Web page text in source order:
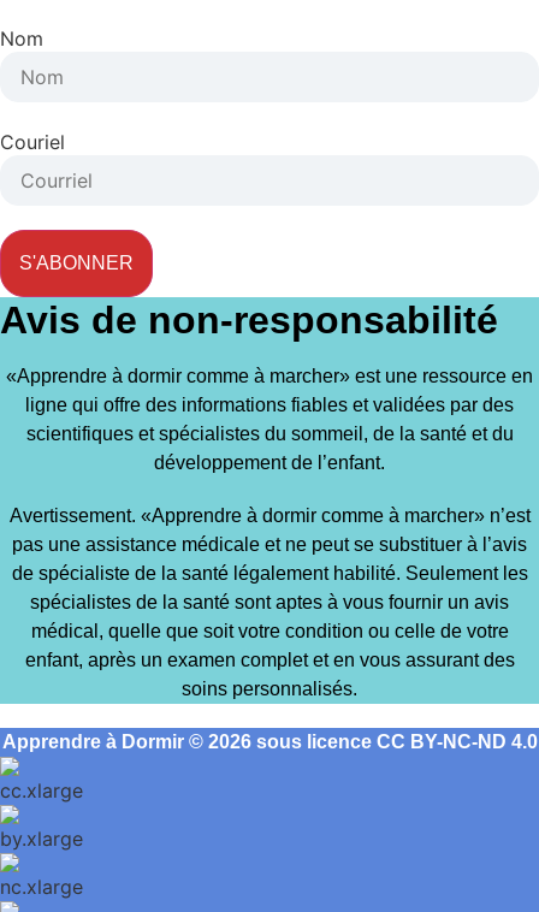
Nom
Couriel
S'ABONNER
Avis de non-responsabilité
«Apprendre à dormir comme à marcher» est une ressource en
ligne qui offre des informations fiables et validées par des
scientifiques et spécialistes du sommeil, de la santé et du
développement de l’enfant.
Avertissement. «Apprendre à dormir comme à marcher» n’est
pas une assistance médicale et ne peut se substituer à l’avis
de spécialiste de la santé légalement habilité. Seulement les
spécialistes de la santé sont aptes à vous fournir un avis
médical, quelle que soit votre condition ou celle de votre
enfant, après un examen complet et en vous assurant des
soins personnalisés.
Apprendre à Dormir © 2026 sous licence CC BY-NC-ND 4.0